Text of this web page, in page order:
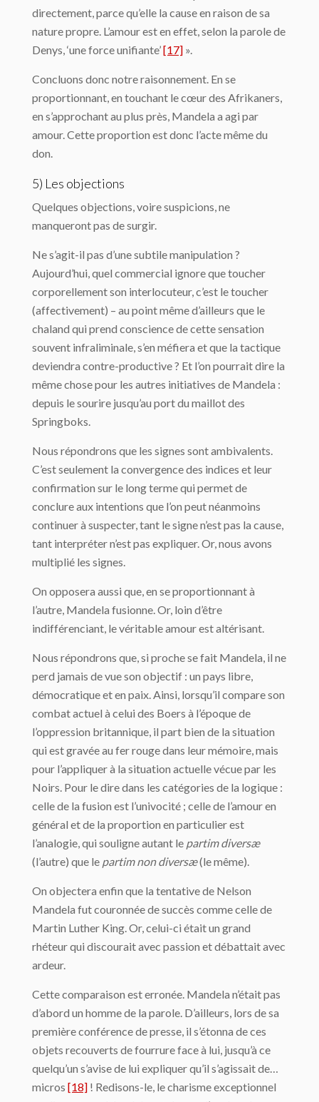
directement, parce qu’elle la cause en raison de sa
nature propre. L’amour est en effet, selon la parole de
Denys, ‘une force unifiante’[17] ».
Concluons donc notre raisonnement. En se
proportionnant, en touchant le cœur des Afrikaners,
en s’approchant au plus près, Mandela a agi par
amour. Cette proportion est donc l’acte même du
don.
5) Les objections
Quelques objections, voire suspicions, ne
manqueront pas de surgir.
Ne s’agit-il pas d’une subtile manipulation ?
Aujourd’hui, quel commercial ignore que toucher
corporellement son interlocuteur, c’est le toucher
(affectivement) – au point même d’ailleurs que le
chaland qui prend conscience de cette sensation
souvent infraliminale, s’en méfiera et que la tactique
deviendra contre-productive ? Et l’on pourrait dire la
même chose pour les autres initiatives de Mandela :
depuis le sourire jusqu’au port du maillot des
Springboks.
Nous répondrons que les signes sont ambivalents.
C’est seulement la convergence des indices et leur
confirmation sur le long terme qui permet de
conclure aux intentions que l’on peut néanmoins
continuer à suspecter, tant le signe n’est pas la cause,
tant interpréter n’est pas expliquer. Or, nous avons
multiplié les signes.
On opposera aussi que, en se proportionnant à
l’autre, Mandela fusionne. Or, loin d’être
indifférenciant, le véritable amour est altérisant.
Nous répondrons que, si proche se fait Mandela, il ne
perd jamais de vue son objectif : un pays libre,
démocratique et en paix. Ainsi, lorsqu’il compare son
combat actuel à celui des Boers à l’époque de
l’oppression britannique, il part bien de la situation
qui est gravée au fer rouge dans leur mémoire, mais
pour l’appliquer à la situation actuelle vécue par les
Noirs. Pour le dire dans les catégories de la logique :
celle de la fusion est l’univocité ; celle de l’amour en
général et de la proportion en particulier est
l’analogie, qui souligne autant le partim diversæ
(l’autre) que le partim non diversæ(le même).
On objectera enfin que la tentative de Nelson
Mandela fut couronnée de succès comme celle de
Martin Luther King. Or, celui-ci était un grand
rhéteur qui discourait avec passion et débattait avec
ardeur.
Cette comparaison est erronée. Mandela n’était pas
d’abord un homme de la parole. D’ailleurs, lors de sa
première conférence de presse, il s’étonna de ces
objets recouverts de fourrure face à lui, jusqu’à ce
quelqu’un s’avise de lui expliquer qu’il s’agissait de…
micros [18] ! Redisons-le, le charisme exceptionnel